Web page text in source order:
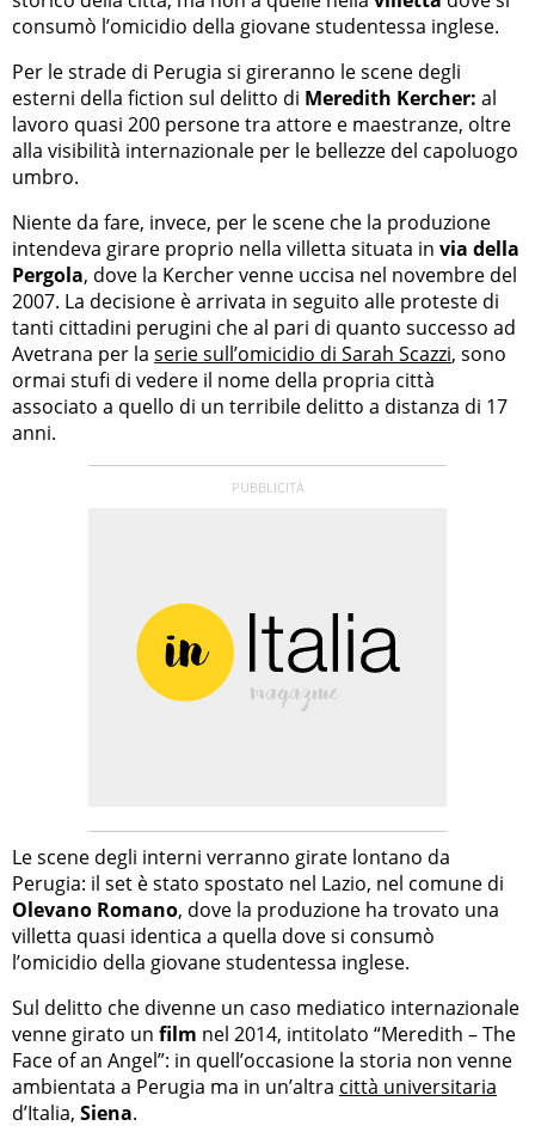
consumò l’omicidio della giovane studentessa inglese.
Per le strade di Perugia si gireranno le scene degli
esterni della fiction sul delitto di Meredith Kercher: al
lavoro quasi 200 persone tra attore e maestranze, oltre
alla visibilità internazionale per le bellezze del capoluogo
umbro.
Niente da fare, invece, per le scene che la produzione
intendeva girare proprio nella villetta situata in via della
Pergola, dove la Kercher venne uccisa nel novembre del
2007. La decisione è arrivata in seguito alle proteste di
tanti cittadini perugini che al pari di quanto successo ad
Avetrana per la serie sull’omicidio di Sarah Scazzi, sono
ormai stufi di vedere il nome della propria città
associato a quello di un terribile delitto a distanza di 17
anni.
Le scene degli interni verranno girate lontano da
Perugia: il set è stato spostato nel Lazio, nel comune di
Olevano Romano, dove la produzione ha trovato una
villetta quasi identica a quella dove si consumò
l’omicidio della giovane studentessa inglese.
Sul delitto che divenne un caso mediatico internazionale
venne girato un film nel 2014, intitolato “Meredith – The
Face of an Angel”: in quell’occasione la storia non venne
ambientata a Perugia ma in un’altra città universitaria
d’Italia, Siena.